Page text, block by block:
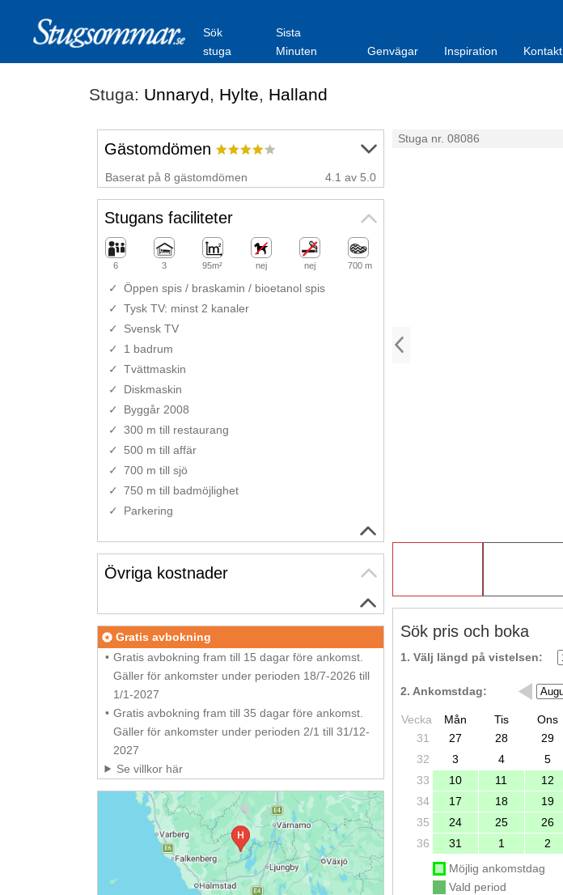
Sök
stuga
Sista
Minuten
Genvägar Inspiration Kontakt
Stuga: Unnaryd, Hylte, Halland
Stuga nr. 08086
Sök pris och boka
1. Välj längd på vistelsen:
2. Ankomstdag:
Vecka Mån Tis Ons
31
27 28 29
32
3 4 5
33
10 11 12
34
17 18 19
35
24 25 26
36
31 1 2
Möjlig ankomstdag
Vald period
Gästomdömen
Baserat på 8 gästomdömen 4.1 av 5.0
Stugans faciliteter
6 3 95m² nej nej 700 m
Öppen spis / braskamin / bioetanol spis
Tysk TV: minst 2 kanaler
Svensk TV
1 badrum
Tvättmaskin
Diskmaskin
Byggår 2008
300 m till restaurang
500 m till affär
700 m till sjö
750 m till badmöjlighet
Parkering
Övriga kostnader
Gratis avbokning
Gratis avbokning fram till 15 dagar före ankomst.
Gäller för ankomster under perioden 18/7-2026 till
1/1-2027
Gratis avbokning fram till 35 dagar före ankomst.
Gäller för ankomster under perioden 2/1 till 31/12-
2027
Se villkor här